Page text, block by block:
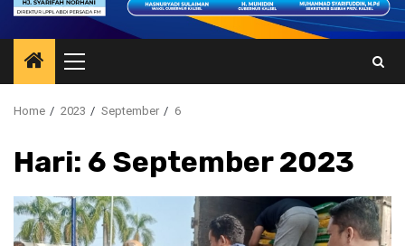
Primary
Menu
Home 2023 September 6
Hari: 6 September 2023